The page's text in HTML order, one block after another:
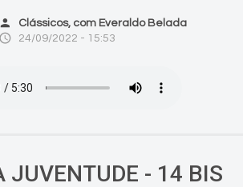
person Clássicos, com Everaldo Belada
access_time 24/09/2022 - 15:53
JUVENTUDE - 14 BIS